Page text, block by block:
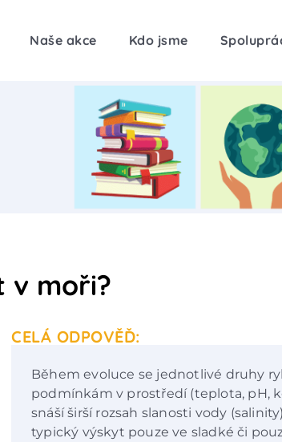
Naše akce Kdo jsme
v moři?
CELÁ ODPOVĚĎ:
Během evoluce se jednotlivé druhy
podmínkám v prostředí (teplota, pH,
snáší širší rozsah slanosti vody
typický výskyt pouze ve sladké či